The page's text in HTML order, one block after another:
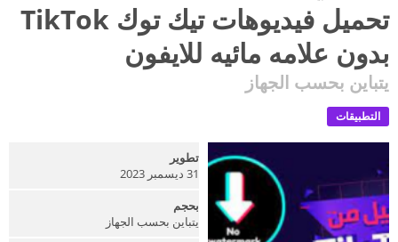
تحميل فيديوهات تيك توك TikTok
بدون علامه مائيه للايفون
يتباين بحسب الجهاز
التطبيقات
تطوير
31 ديسمبر 2023
بحجم
يتباين بحسب الجهاز